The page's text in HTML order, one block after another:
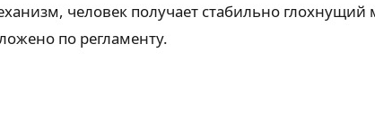
человек получает стабильно глохнущий
по регламенту.